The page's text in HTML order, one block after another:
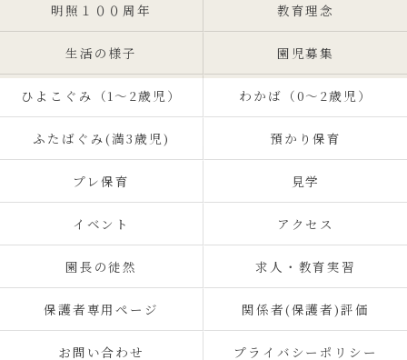
明照１００周年 教育理念
生活の様子 園児募集
ひよこぐみ（1〜2歳児） わかば（0～2歳児）
ふたばぐみ(満3歳児) 預かり保育
プレ保育 見学
イベント アクセス
園長の徒然 求人・教育実習
保護者専用ページ 関係者(保護者)評価
お問い合わせ プライバシーポリシー